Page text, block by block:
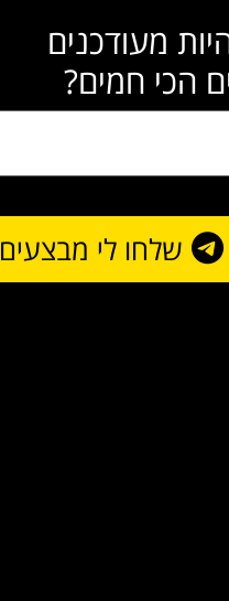
מעודכנים
הכי חמים?
שלחו לי מבצעים